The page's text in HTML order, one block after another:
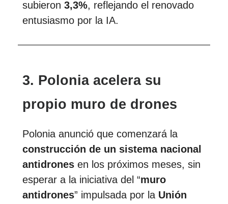
subieron 3,3%, reflejando el renovado
entusiasmo por la IA.
3. Polonia acelera su
propio muro de drones
Polonia anunció que comenzará la
construcción de un sistema nacional
antidrones en los próximos meses, sin
esperar a la iniciativa del “muro
antidrones” impulsada por la Unión